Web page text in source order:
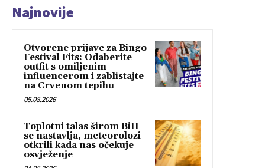
Najnovije
Otvorene prijave za Bingo
Festival Fits: Odaberite
outfit s omiljenim
influencerom i zablistajte
na Crvenom tepihu
05.08.2026
Toplotni talas širom BiH
se nastavlja, meteorolozi
otkrili kada nas očekuje
osvježenje